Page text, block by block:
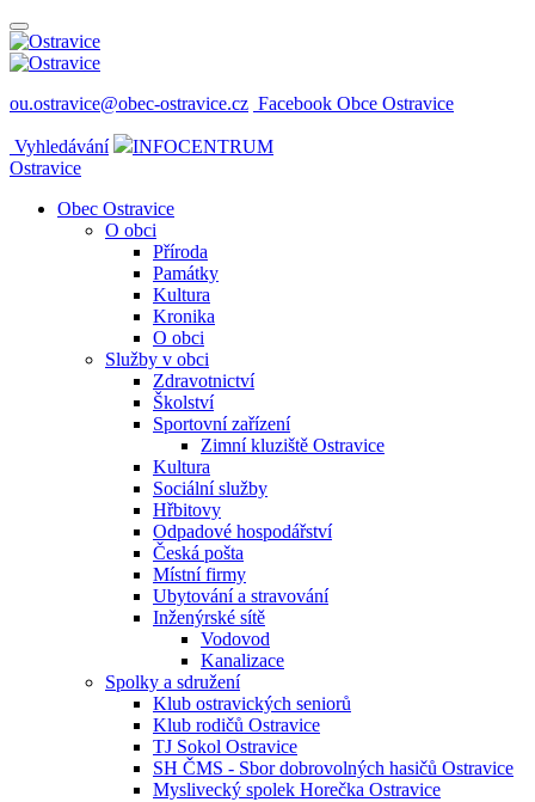
ou.ostravice@obec-ostravice.cz Facebook Obce Ostravice
Vyhledávání
INFOCENTRUM
Ostravice
Obec Ostravice
O obci
Příroda
Památky
Kultura
Kronika
O obci
Služby v obci
Zdravotnictví
Školství
Sportovní zařízení
Zimní kluziště Ostravice
Kultura
Sociální služby
Hřbitovy
Odpadové hospodářství
Česká pošta
Místní firmy
Ubytování a stravování
Inženýrské sítě
Vodovod
Kanalizace
Spolky a sdružení
Klub ostravických seniorů
Klub rodičů Ostravice
TJ Sokol Ostravice
SH ČMS - Sbor dobrovolných hasičů Ostravice
Myslivecký spolek Horečka Ostravice